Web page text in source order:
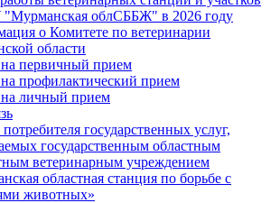
облСББЖ" в 2026 году
о Комитете по ветеринарии
области
на первичный прием
профилактический прием
на личный прием
государственных услуг,
государственным областным
ветеринарным учреждением
областная станция по борьбе с
животных»